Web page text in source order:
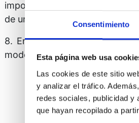
Consentimiento
Esta página web usa
Las cookies de este sitio
y analizar el tráfico.
redes sociales, publicidad y
que hayan recopilado a
importancia que dicha idea
de una vez por todas, y lo
8. En las sesiones de
modelo al aplicar la idea de
Mi única función es la